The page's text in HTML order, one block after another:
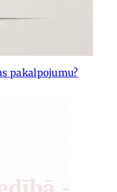
pakalpojumu?